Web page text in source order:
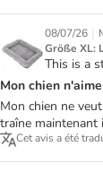
08/07/26 |
Größe XL:
This is a
Mon chien
Mon chien ne
traîne maintenant
Cet avis a été